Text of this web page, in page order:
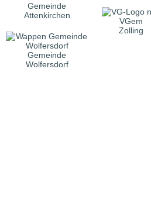
Gemeinde
Attenkirchen
VGem
Zolling
Gemeinde
Wolfersdorf